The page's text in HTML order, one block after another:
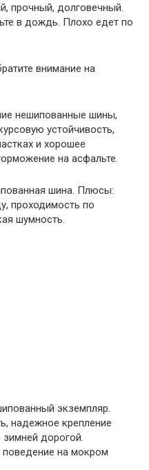
прочный, долговечный.
в дождь. Плохо едет по
внимание на
нешипованные шины,
устойчивость,
и хорошее
на асфальте.
шина. Плюсы:
проходимость по
шумность.
экземпляр.
надежное крепление
дорогой.
на мокром